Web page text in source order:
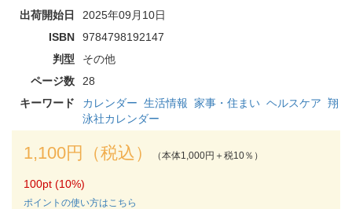
出荷開始日
2025年09月10日
ISBN
9784798192147
判型
その他
ページ数
28
キーワード
カレンダー 生活情報 家事・住まい ヘルスケア 翔
泳社カレンダー
1,100円（税込） （本体1,000円＋税10％）
100pt (10%)
ポイントの使い方はこちら